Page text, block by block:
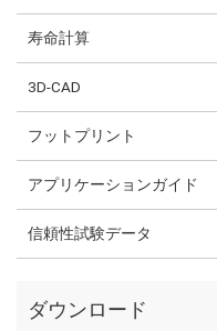
寿命計算
3D-CAD
フットプリント
アプリケーションガイド
信頼性試験データ
ダウンロード